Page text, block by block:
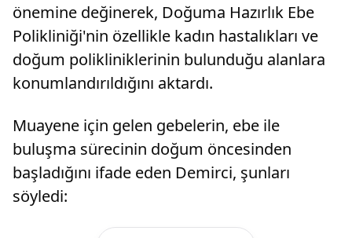
önemine değinerek, Doğuma Hazırlık Ebe
Polikliniği'nin özellikle kadın hastalıkları ve
doğum polikliniklerinin bulunduğu alanlara
konumlandırıldığını aktardı.
Muayene için gelen gebelerin, ebe ile
buluşma sürecinin doğum öncesinden
başladığını ifade eden Demirci, şunları
söyledi: